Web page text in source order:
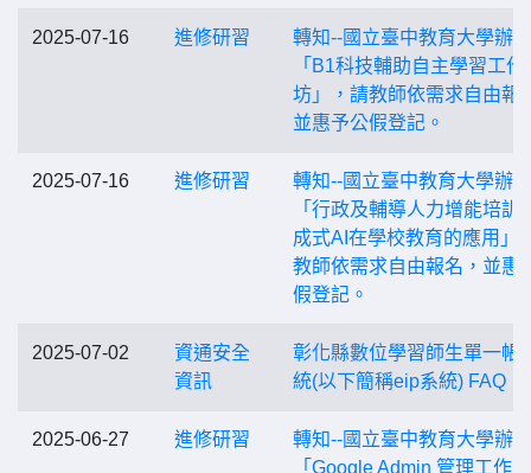
2025-07-16 進修研習
轉知--國立臺中教育大學辦理
「B1科技輔助自主學習工作
坊」，請教師依需求自由報
並惠予公假登記。
2025-07-16 進修研習
轉知--國立臺中教育大學辦理
「行政及輔導人力增能培訓-
成式AI在學校教育的應用」
教師依需求自由報名，並惠
假登記。
2025-07-02
資通安全
資訊
彰化縣數位學習師生單一帳
統(以下簡稱eip系統) FAQ
2025-06-27 進修研習
轉知--國立臺中教育大學辦理
「Google Admin 管理工作